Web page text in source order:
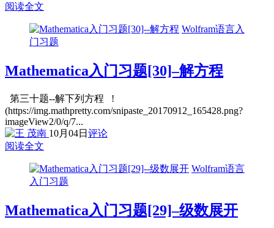
阅读全文
Wolfram语言入
门习题
Mathematica入门习题[30]–解方程
第三十题--解下列方程 !
(https://img.mathpretty.com/snipaste_20170912_165428.png?
imageView2/0/q/7...
10月04日 评论
阅读全文
Wolfram语言
入门习题
Mathematica入门习题[29]–级数展开